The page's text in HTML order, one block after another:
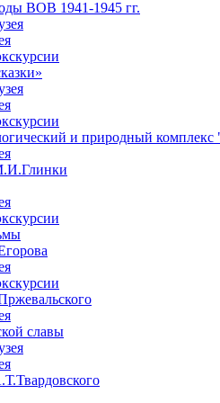
ВОВ 1941-1945 гг.
и природный комплекс
славы